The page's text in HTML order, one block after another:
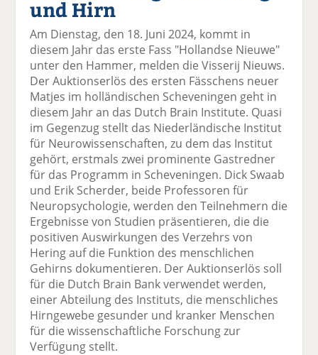
uf
F
ac
e
b
o
o
k
te
il
e
n
wi
tt
er
n
uf
Li
n
k
e
di
n
te
il
e
n
el
E
m
ai
l
v
er
se
n
d
n
ck
e
n
und Hirn
Am Dienstag, den 18. Juni 2024, kommt in
diesem Jahr das erste Fass "Hollandse Nieuwe"
unter den Hammer, melden die Visserij Nieuws.
Der Auktionserlös des ersten Fässchens neuer
Matjes im holländischen Scheveningen geht in
diesem Jahr an das Dutch Brain Institute. Quasi
im Gegenzug stellt das Niederländische Institut
für Neurowissenschaften, zu dem das Institut
gehört, erstmals zwei prominente Gastredner
für das Programm in Scheveningen. Dick Swaab
und Erik Scherder, beide Professoren für
Neuropsychologie, werden den Teilnehmern die
Ergebnisse von Studien präsentieren, die die
positiven Auswirkungen des Verzehrs von
Hering auf die Funktion des menschlichen
Gehirns dokumentieren. Der Auktionserlös soll
für die Dutch Brain Bank verwendet werden,
einer Abteilung des Instituts, die menschliches
Hirngewebe gesunder und kranker Menschen
für die wissenschaftliche Forschung zur
Verfügung stellt.